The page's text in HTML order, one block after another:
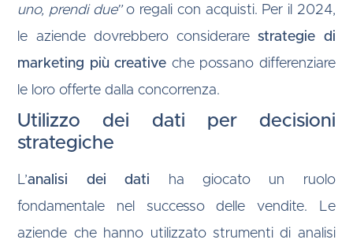
uno, prendi due”o regali con acquisti. Per il 2024,
le aziende dovrebbero considerarestrategie di
marketing più creative che possano differenziare
le loro offerte dalla concorrenza.
Utilizzo dei dati per decisioni
strategiche
L’analisi dei dati ha giocato un ruolo
fondamentale nel successo delle vendite. Le
aziende che hanno utilizzato strumenti di analisi